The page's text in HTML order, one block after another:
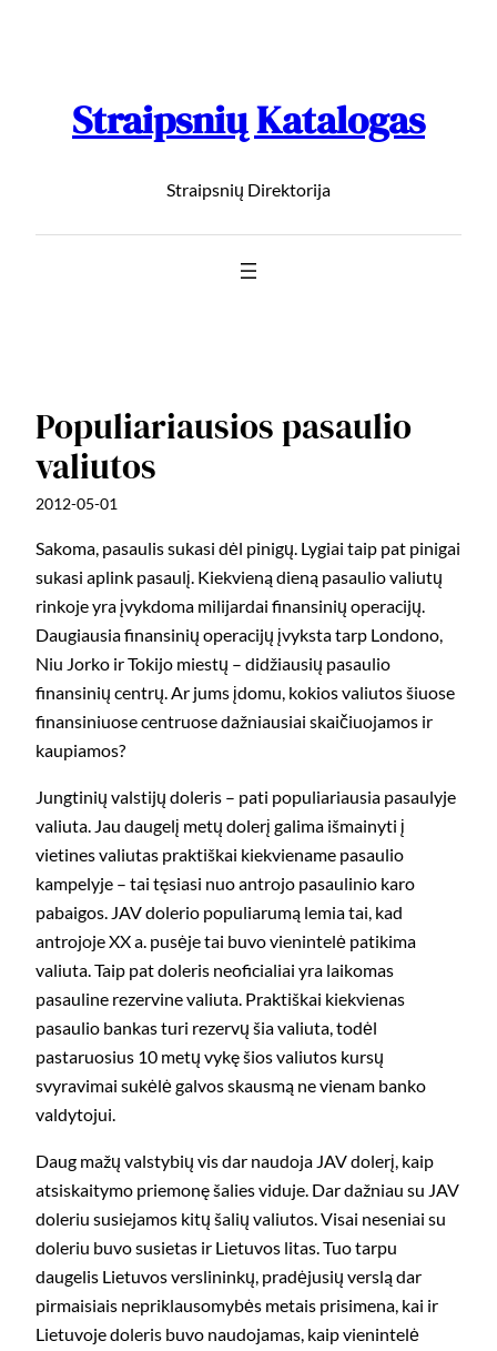
Straipsnių Katalogas
Straipsnių Direktorija
Populiariausios pasaulio
valiutos
2012-05-01
Sakoma, pasaulis sukasi dėl pinigų. Lygiai taip pat pinigai
sukasi aplink pasaulį. Kiekvieną dieną pasaulio valiutų
rinkoje yra įvykdoma milijardai finansinių operacijų.
Daugiausia finansinių operacijų įvyksta tarp Londono,
Niu Jorko ir Tokijo miestų – didžiausių pasaulio
finansinių centrų. Ar jums įdomu, kokios valiutos šiuose
finansiniuose centruose dažniausiai skaičiuojamos ir
kaupiamos?
Jungtinių valstijų doleris – pati populiariausia pasaulyje
valiuta. Jau daugelį metų dolerį galima išmainyti į
vietines valiutas praktiškai kiekviename pasaulio
kampelyje – tai tęsiasi nuo antrojo pasaulinio karo
pabaigos. JAV dolerio populiarumą lemia tai, kad
antrojoje XX a. pusėje tai buvo vienintelė patikima
valiuta. Taip pat doleris neoficialiai yra laikomas
pasauline rezervine valiuta. Praktiškai kiekvienas
pasaulio bankas turi rezervų šia valiuta, todėl
pastaruosius 10 metų vykę šios valiutos kursų
svyravimai sukėlė galvos skausmą ne vienam banko
valdytojui.
Daug mažų valstybių vis dar naudoja JAV dolerį, kaip
atsiskaitymo priemonę šalies viduje. Dar dažniau su JAV
doleriu susiejamos kitų šalių valiutos. Visai neseniai su
doleriu buvo susietas ir Lietuvos litas. Tuo tarpu
daugelis Lietuvos verslininkų, pradėjusių verslą dar
pirmaisiais nepriklausomybės metais prisimena, kai ir
Lietuvoje doleris buvo naudojamas, kaip vienintelė